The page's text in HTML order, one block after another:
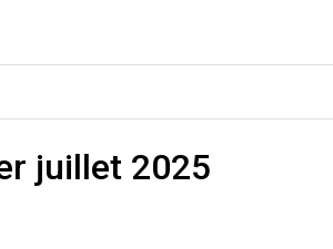
juillet 2025